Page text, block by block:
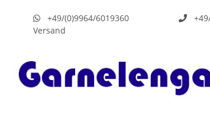
+49/(0)9964/6019360
Versand